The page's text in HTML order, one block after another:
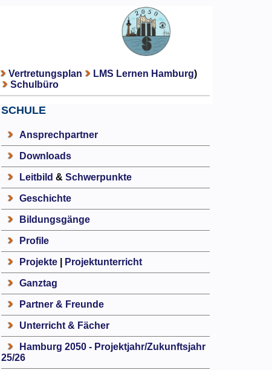
Vertretungsplan LMS Lernen Hamburg)
Schulbüro
SCHULE
Ansprechpartner
Downloads
Leitbild & Schwerpunkte
Geschichte
Bildungsgänge
Profile
Projekte| Projektunterricht
Ganztag
Partner & Freunde
Unterricht & Fächer
Hamburg 2050 - Projektjahr/Zukunftsjahr
25/26